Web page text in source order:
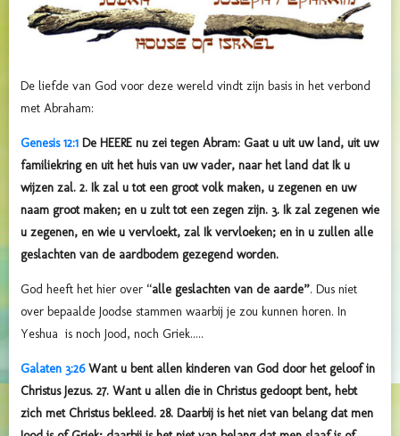
De liefde van God voor deze wereld vindt zijn basis in het verbond
met Abraham:
Genesis 12:1 De HEERE nu zei tegen Abram: Gaat u uit uw land, uit uw
familiekring en uit het huis van uw vader, naar het land dat Ik u
wijzen zal. 2. Ik zal u tot een groot volk maken, u zegenen en uw
naam groot maken; en u zult tot een zegen zijn. 3. Ik zal zegenen wie
u zegenen, en wie u vervloekt, zal Ik vervloeken; en in u zullen alle
geslachten van de aardbodem gezegend worden.
God heeft het hier over “alle geslachten van de aarde”. Dus niet
over bepaalde Joodse stammen waarbij je zou kunnen horen. In
Yeshua is noch Jood, noch Griek.....
Galaten 3:26Want u bent allen kinderen van God door het geloof in
Christus Jezus. 27. Want u allen die in Christus gedoopt bent, hebt
zich met Christus bekleed. 28. Daarbij is het niet van belang dat men